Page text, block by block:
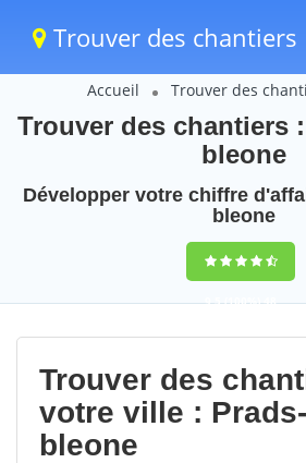
Trouver des chantiers
Accueil Trouver des
Trouver des chantiers
bleone
Développer votre chiffre
bleone
9,5(100%)48
votes
Trouver des
votre ville :
bleone